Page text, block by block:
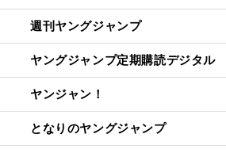
週刊ヤングジャンプ
ヤングジャンプ定期購読デジタル
ヤンジャン！
となりのヤングジャンプ